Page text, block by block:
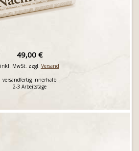
49,00 €
inkl. MwSt. zzgl. Versand
versandfertig innerhalb
2-3 Arbeitstage